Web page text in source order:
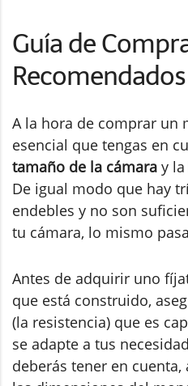
Guía de
Recomendados
A la hora de comprar un
esencial que tengas en
tamaño de la cámara y
De igual modo que hay
endebles y no son
tu cámara, lo mismo
Antes de adquirir uno
que está construido,
(la resistencia) que es
se adapte a tus
deberás tener en